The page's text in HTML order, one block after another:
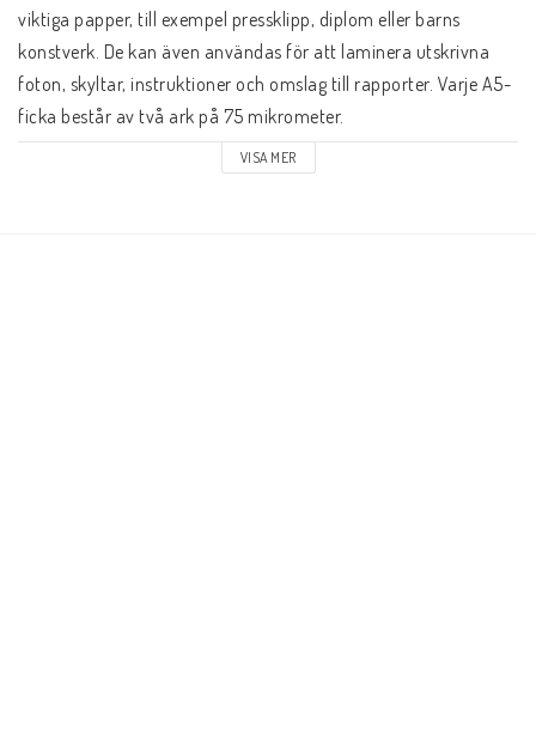
viktiga papper, till exempel pressklipp, diplom eller barns
konstverk. De kan även användas för att laminera utskrivna
foton, skyltar, instruktioner och omslag till rapporter. Varje A5-
ficka består av två ark på 75 mikrometer.
Skyddar viktiga dokument
VISA MER